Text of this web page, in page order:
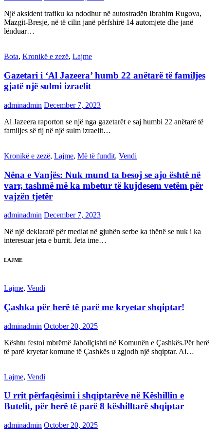
Një aksident trafiku ka ndodhur në autostradën Ibrahim Rugova,
Mazgit-Bresje, në të cilin janë përfshirë 14 automjete dhe janë
lënduar…
Bota, Kronikë e zezë, Lajme
Gazetari i ‘Al Jazeera’ humb 22 anëtarë të familjes
gjatë një sulmi izraelit
adminadmin December 7, 2023
Al Jazeera raporton se një nga gazetarët e saj humbi 22 anëtarë të
familjes së tij në një sulm izraelit…
Kronikë e zezë, Lajme, Më të fundit, Vendi
Nëna e Vanjës: Nuk mund ta besoj se ajo është në
varr, tashmë më ka mbetur të kujdesem vetëm për
vajzën tjetër
adminadmin December 7, 2023
Në një deklaratë për mediat në gjuhën serbe ka thënë se nuk i ka
interesuar jeta e burrit. Jeta ime…
LAJME
Lajme, Vendi
Çashka për herë të parë me kryetar shqiptar!
adminadmin October 20, 2025
Kështu festoi mbrëmë Jabollçishti në Komunën e Çashkës.Për herë
të parë kryetar komune të Çashkës u zgjodh një shqiptar. Ai…
Lajme, Vendi
U rrit përfaqësimi i shqiptarëve në Këshillin e
Butelit, për herë të parë 8 këshilltarë shqiptar
adminadmin October 20, 2025